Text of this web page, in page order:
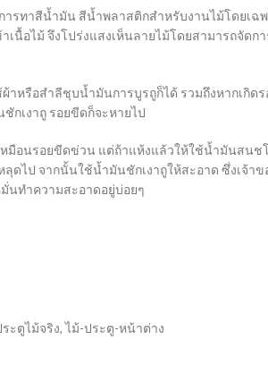
รทาสีน้ำมัน สีน้ำพลาสติกสำหรับงานไม้โดยเฉพ
นื้อไม้ จึงโปร่งแสงเห็นลายไม้โดยสามารถจัดกา
าหรือสำลีชุบน้ำมันการบูรถูก็ได้ รวมถึงหากเกิดร
กเงาถู รอยขีดก็จะหายไป
มือนรอยขีดข่วน แต่ถ้าแห้งแล้วให้ใช้น้ำมันสนช
ไป จากนั้นใช้น้ำมันชักเงาถูให้สะอาด ซึ่งเจ้าข
นทำความสะอาดอยู่บ่อยๆ
ะตูไม้จริง, ไม้-ประตู-หน้าต่าง